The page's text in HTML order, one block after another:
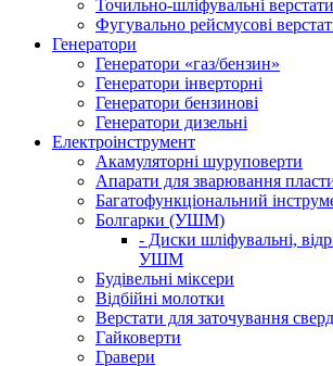
Точильно-шліфувальні верстати
Фугувально рейсмусові
Генератори
Генератори «газ/бензин»
Генератори інверторні
Генератори бензинові
Генератори дизельні
Електроінструмент
Акамуляторні шуруповерти
Апарати для зварювання
Багатофункціональний
Болгарки (УШМ)
- Диски шліфувальні,
УШМ
Будівельні міксери
Відбійні молотки
Верстати для заточування
Гайковерти
Гравери